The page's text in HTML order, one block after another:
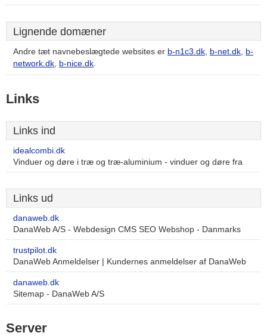
Lignende domæner
Andre tæt navnebeslægtede websites er b-n1c3.dk, b-net.dk, b-
network.dk, b-nice.dk.
Links
Links ind
idealcombi.dk
Vinduer og døre i træ og træ-aluminium - vinduer og døre fra
Links ud
danaweb.dk
DanaWeb A/S - Webdesign CMS SEO Webshop - Danmarks
trustpilot.dk
DanaWeb Anmeldelser | Kundernes anmeldelser af DanaWeb
danaweb.dk
Sitemap - DanaWeb A/S
Server